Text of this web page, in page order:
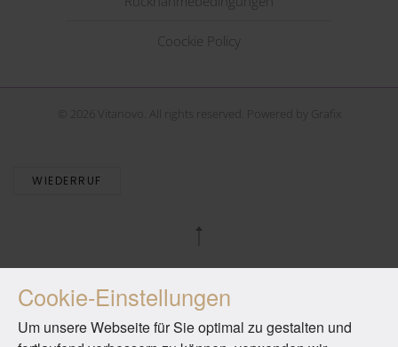
Coockie Policy
2026 Vitanovo. All rights reserved. Powered by Grafix
WIEDERRUF
Cookie-Einstellungen
Um unsere Webseite für Sie optimal zu gestalten und